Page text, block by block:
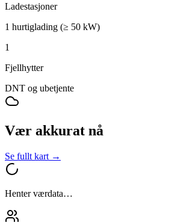
Ladestasjoner
1 hurtiglading (≥ 50 kW)
1
Fjellhytter
DNT og ubetjente
Vær akkurat nå
Se fullt kart →
Henter værdata…